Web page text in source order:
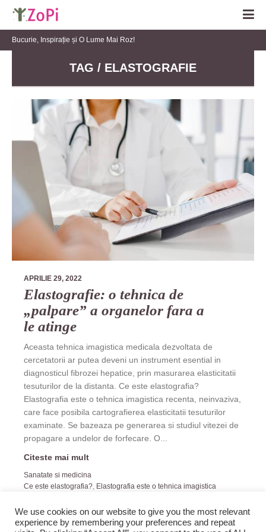
Bucurie, Inspirație și O Lume Mai Roz!
TAG / ELASTOGRAFIE
APRILIE 29, 2022
Elastografie: o tehnica de
„palpare” a organelor fara a
le atinge
Aceasta tehnica imagistica medicala dezvoltata de
cercetatorii ar putea deveni un instrument esential in
diagnosticul fibrozei hepatice, prin masurarea elasticitatii
tesuturilor de la distanta. Ce este elastografia?
Elastografia este o tehnica imagistica recenta, neinvaziva,
care face posibila cartografierea elasticitatii tesuturilor
examinate. Se bazeaza pe generarea si studiul vitezei de
propagare a undelor de forfecare. O...
Citeste mai mult
Sanatate si medicina
Ce este elastografia?, Elastografia este o tehnica imagistica
We use cookies on our website to give you the most relevant
experience by remembering your preferences and repeat